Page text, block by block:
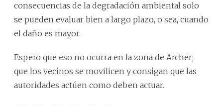
consecuencias de la degradación ambiental solo
se pueden evaluar bien a largo plazo, o sea, cuando
el daño es mayor.
Espero que eso no ocurra en la zona de Archer;
que los vecinos se movilicen y consigan que las
autoridades actúen como deben actuar.